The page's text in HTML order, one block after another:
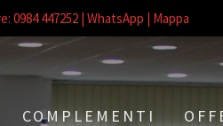
COMPLEMENTI
0984 447252 | WhatsApp | Mappa